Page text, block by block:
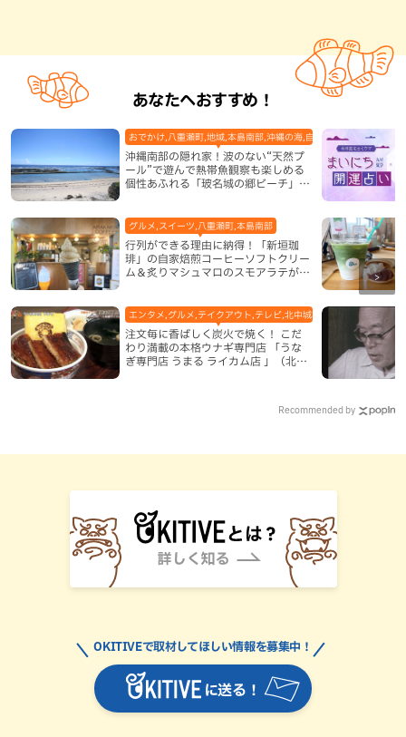
あなたへおすすめ！
沖縄南部の隠れ家！波のない“天然プ
ール”で遊んで熱帯魚観察も楽しめる
個性あふれる「玻名城の郷ビーチ」
おでかけ,八重瀬町,地域,本島南部,沖縄の海,自然
行列ができる理由に納得！「新垣珈
琲」の自家焙煎コーヒーソフトクリー
ム＆炙りマシュマロのスモアラテが絶
グルメ,スイーツ,八重瀬町,本島南部
注文毎に香ばしく炭火で焼く！ こだ
わり満載の本格ウナギ専門店 「うな
ぎ専門店 うまる ライカム店 」（北中
エンタメ,グルメ,テイクアウト,テレビ,北中城村,和食・日本料理,地
Recommended by
に送る！
OKITIVEで取材してほしい情報を募集中！